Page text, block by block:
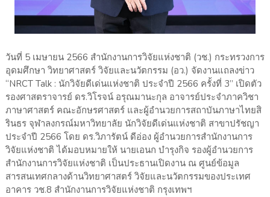
วันที่ 5 เมษายน 2566 สำนักงานการวิจัยแห่งชาติ (วช.) กระทรวงการ
อุดมศึกษา วิทยาศาสตร์ วิจัยและนวัตกรรม (อว.) จัดงานแถลงข่าว
“NRCT Talk : นักวิจัยดีเด่นแห่งชาติ ประจำปี 2566 ครั้งที่ 3” เปิดตัว
รองศาสตราจารย์ ดร.วิโรจน์ อรุณมานะกุล อาจารย์ประจำภาควิชา
ภาษาศาสตร์ คณะอักษรศาสตร์ และผู้อำนวยการสถาบันภาษาไทยสิ
รินธร จุฬาลงกรณ์มหาวิทยาลัย นักวิจัยดีเด่นแห่งชาติ สาขาปรัชญา
ประจำปี 2566 โดย ดร.วิภารัตน์ ดีอ่อง ผู้อำนวยการสำนักงานการ
วิจัยแห่งชาติ ได้มอบหมายให้ นายเอนก บำรุงกิจ รองผู้อำนวยการ
สำนักงานการวิจัยแห่งชาติ เป็นประธานเปิดงาน ณ ศูนย์ข้อมูล
สารสนเทศกลางด้านวิทยาศาสตร์ วิจัยและนวัตกรรมของประเทศ
อาคาร วช.8 สำนักงานการวิจัยแห่งชาติ กรุงเทพฯ